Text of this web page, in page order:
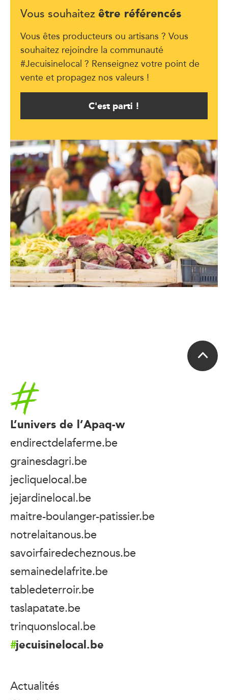
Vous souhaitez être référencés
Vous êtes producteurs ou artisans ? Vous
souhaitez rejoindre la communauté
#Jecuisinelocal ? Renseignez votre point de
vente et propagez nos valeurs !
C'est parti !
Accueil
L’univers de l’Apaq-w
endirectdelaferme.be
grainesdagri.be
jecliquelocal.be
jejardinelocal.be
maitre-boulanger-patissier.be
notrelaitanous.be
savoirfairedecheznous.be
semainedelafrite.be
tabledeterroir.be
taslapatate.be
trinquonslocal.be
jecuisinelocal.be
Actualités